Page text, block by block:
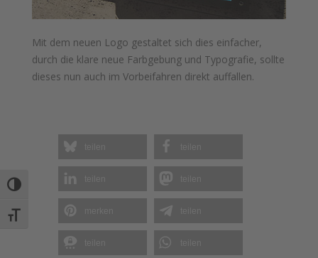
Umschalten auf hohe Kontraste
Schrift vergrößern
Mit dem neuen Logo gestaltet sich dies einfacher,
durch die klare neue Farbgebung und Typografie, sollte
dieses nun auch im Vorbeifahren direkt auffallen.